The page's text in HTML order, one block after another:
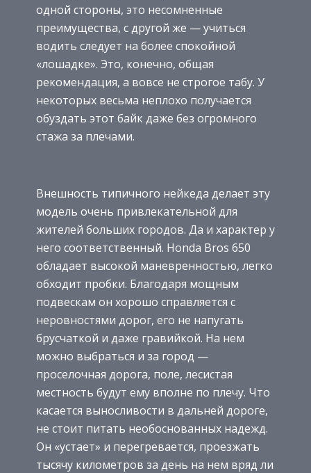
одной стороны, это несомненные
преимущества, с другой же — учиться
водить следует на более спокойной
«лошадке». Это, конечно, общая
рекомендация, а вовсе не строгое табу. У
некоторых весьма неплохо получается
обуздать этот байк даже без огромного
стажа за плечами.
Внешность типичного нейкеда делает эту
модель очень привлекательной для
жителей больших городов. Да и характер у
него соответственный. Honda Bros 650
обладает высокой маневренностью, легко
обходит пробки. Благодаря мощным
подвескам он хорошо справляется с
неровностями дорог, его не напугать
брусчаткой и даже гравийкой. На нем
можно выбраться и за город —
проселочная дорога, поле, лесистая
местность будут ему вполне по плечу. Что
касается выносливости в дальней дороге,
не стоит питать необоснованных надежд.
Он «устает» и перегревается, проезжать
тысячу километров за день на нем вряд ли